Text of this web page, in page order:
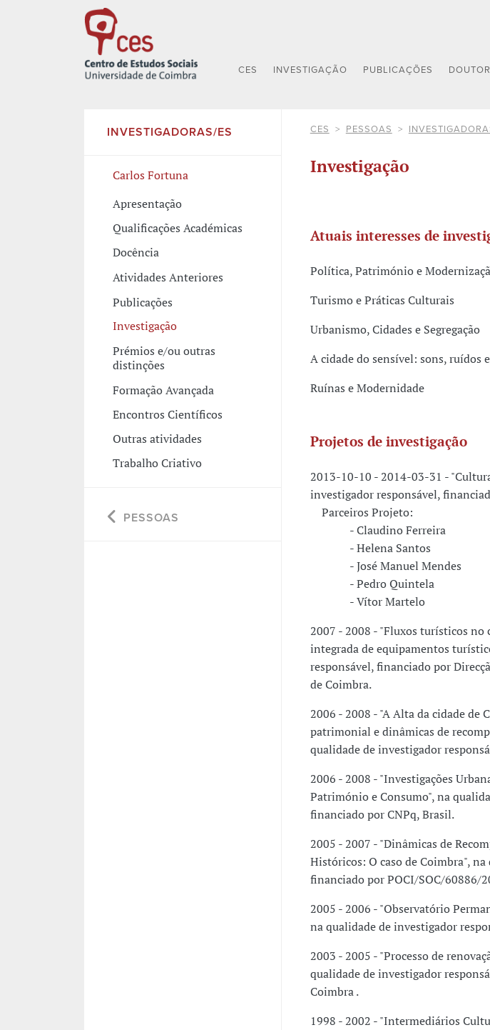
CES INVESTIGAÇÃO PUBLICAÇÕES
INVESTIGADORAS/ES
Carlos Fortuna
Apresentação
Qualificações Académicas
Docência
Atividades Anteriores
Publicações
Investigação
Prémios e/ou outras
distinções
Formação Avançada
Encontros Científicos
Outras atividades
Trabalho Criativo
PESSOAS
CES PESSOAS
Investigação
Atuais interesses de
Política, Património e
Turismo e Práticas Culturais
Urbanismo, Cidades e Segregação
A cidade do sensível: sons, ruídos
Ruínas e Modernidade
Projetos de investigação
2013-10-10 - 2014-03-31 -
investigador responsável,
Parceiros Projeto:
- Claudino Ferreira
- Helena Santos
- José Manuel Mendes
- Pedro Quintela
- Vítor Martelo
2007 - 2008 - "Fluxos turísticos
integrada de equipamentos
responsável, financiado por
de Coimbra.
2006 - 2008 - "A Alta da cidade de
patrimonial e dinâmicas de
qualidade de investigador
2006 - 2008 - "Investigações
Património e Consumo", na
financiado por CNPq, Brasil.
2005 - 2007 - "Dinâmicas de
Históricos: O caso de Coimbra",
financiado por POCI/SOC/60886/
2005 - 2006 - "Observatório
na qualidade de investigador
2003 - 2005 - "Processo de
qualidade de investigador
Coimbra .
1998 - 2002 - "Intermediários